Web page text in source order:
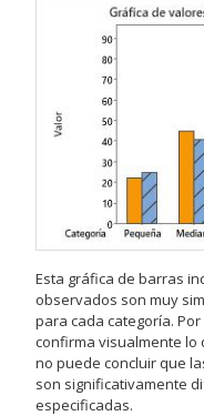
Esta gráfica de barras
observados son muy
para cada categoría.
confirma visualmente lo
no puede concluir que
son significativamente
especificadas.